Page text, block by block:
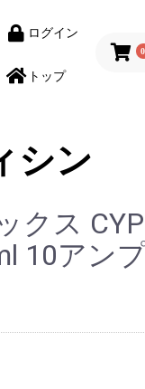
ログイン
トップ
0
シン
クス
10アン